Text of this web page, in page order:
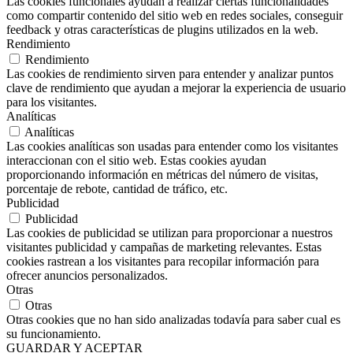
como compartir contenido del sitio web en redes sociales, conseguir
feedback y otras características de plugins utilizados en la web.
Rendimiento
Rendimiento
Las cookies de rendimiento sirven para entender y analizar puntos
clave de rendimiento que ayudan a mejorar la experiencia de usuario
para los visitantes.
Analíticas
Analíticas
Las cookies analíticas son usadas para entender como los visitantes
interaccionan con el sitio web. Estas cookies ayudan
proporcionando información en métricas del número de visitas,
porcentaje de rebote, cantidad de tráfico, etc.
Publicidad
Publicidad
Las cookies de publicidad se utilizan para proporcionar a nuestros
visitantes publicidad y campañas de marketing relevantes. Estas
cookies rastrean a los visitantes para recopilar información para
ofrecer anuncios personalizados.
Otras
Otras
Otras cookies que no han sido analizadas todavía para saber cual es
su funcionamiento.
GUARDAR Y ACEPTAR